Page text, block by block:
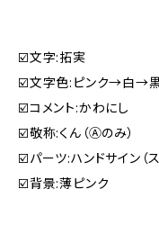
☑️文字:拓実
☑️文字色:ピンク→白→
☑️コメント:かわにし
☑️敬称:くん（Ⓐのみ）
☑️パーツ:ハンドサイン（ス
☑️背景:薄ピンク